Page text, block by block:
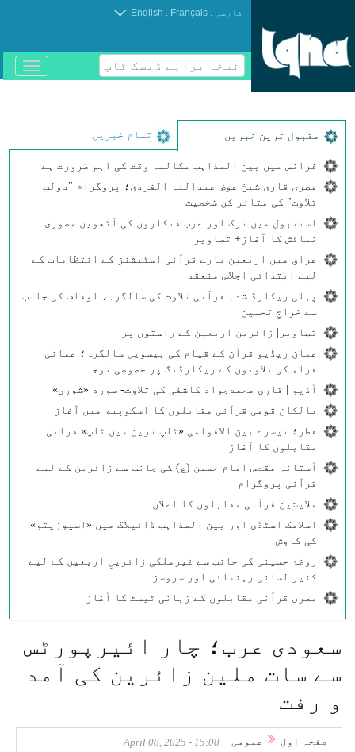
فارسی .
Français
.
English
نسخہ برایے ڈیسک ٹاپ
باز
و
مقبول ترین خبریں تمام خبریں
فرانس میں بین المذاہب مکالمہ وقت کی اہم ضرورت ہے
مصری قاری شیخ عوض عبداللہ الفردی؛ پروگرام "دولتِ
تلاوت" کی متاثر کن شخصیت
استنبول میں ترک اور عرب فنکاروں کی آٹھویں مصوری
نمائش کا آغاز+ تصاویر
عراق میں اربعین بارے قرآنی اسٹیشنز کے انتظامات کے
لیے ابتدائی اجلاس منعقد
پہلی ریکارڈ شدہ قرآنی تلاوت کی سالگرہ، اوقاف کی جانب
سے خراجِ تحسین
تصاویر| زائرین اربعین کے راستوں پر
عمان ریڈیو قرآن کے قیام کی بیسویں سالگرہ؛ عمانی
قراء کی تلاوتوں کے ریکارڈنگ پر خصوصی توجہ
آڈیو | قاری محمدجواد کاشفی کی تلاوت- سوره‌‌ «شوری»
بالکان قومی قرآنی مقابلوں کا اسکوپیه میں آغاز
قطر؛ تیسرے بین الاقوامی «ٹاپ ترین میں ٹاپ» قرانی
مقابلوں کا آغاز
آستانہ مقدس امام حسین (ع) کی جانب سے زائرین کے لیے
قرآنی پروگرام
ملایشین قرآنی مقابلوں کا اعلان
اسلامک اسٹڈی اور بین المذاہب ڈائیلاگ میں «اسپوزیتو»
کی کاوش
روضۂ حسینی کی جانب سے غیرملکی زائرینِ اربعین کے لیے
کثیر لسانی رہنمائی اور سروسز
مصری قرآنی مقابلوں کے زبانی ٹیسٹ کا آغاز
سعودی عرب؛ چار ائیرپورٹس
سے سات ملین زائرین کی آمد
و رفت
صفحہ اول عمومی 15:08 - April 08, 2025